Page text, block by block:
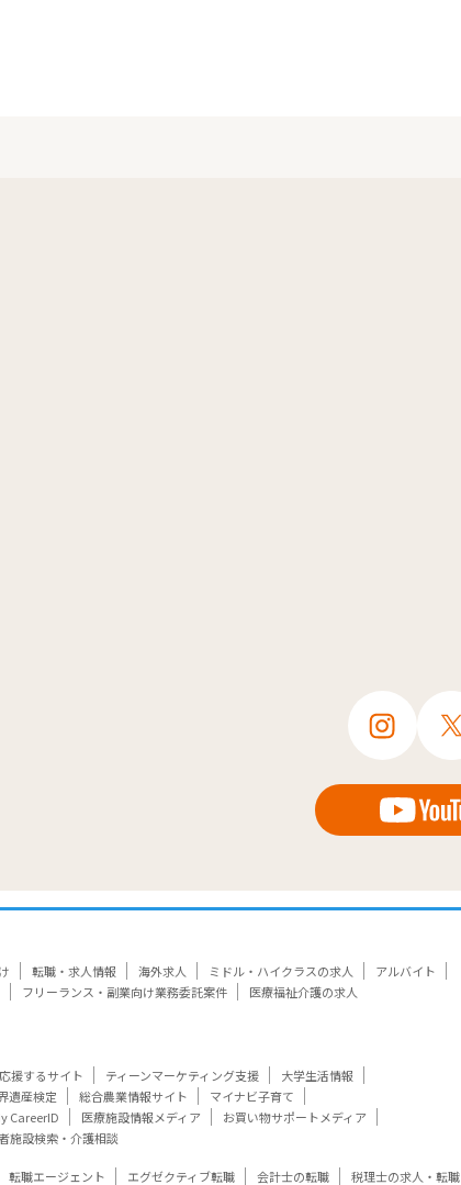
転職・求人情報 海外求人 ミドル・ハイクラスの求人
アルバイト
フリーランス・副業向け業務委託案件 医療福祉介護の求人
援するサイト ティーンマーケティング支援
大学生活情報
遺産検定 総合農業情報サイト
マイナビ子育て
CareerID 医療施設情報メディア
お買い物サポートメディア
施設検索・介護相談
転職エージェント エグゼクティブ転職 会計士の転職 税理士の求人・転職